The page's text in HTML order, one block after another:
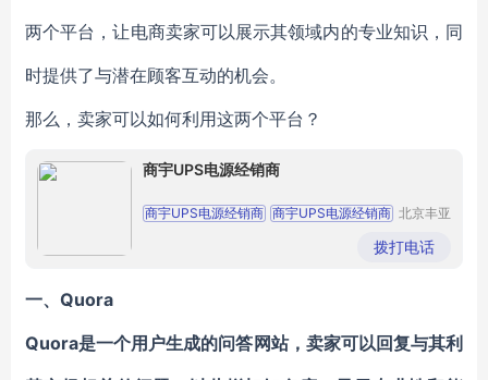
两个平台，让电商卖家可以展示其领域内的专业知识，同
时提供了与潜在顾客互动的机会。
那么，卖家可以如何利用这两个平台？
商宇UPS电源经销商
商宇UPS电源经销商 商宇UPS电源经销商 北京丰亚
发展有限
公司
拨打电话
一、Quora
Quora是一个用户生成的问答网站，卖家可以回复与其利